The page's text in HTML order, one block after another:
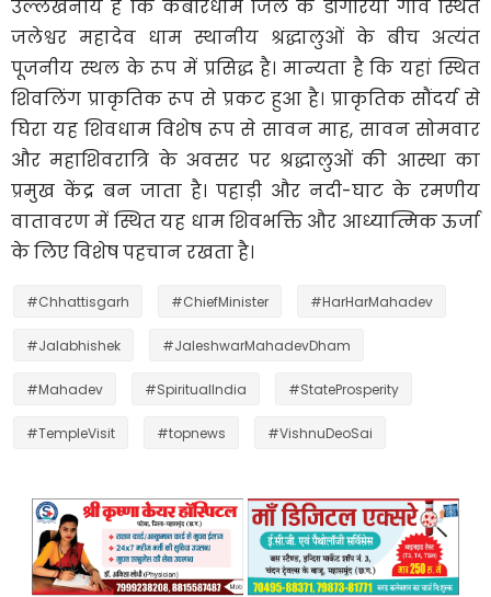
उल्लेखनीय है कि कबीरधाम जिले के डोंगरिया गांव स्थित
जलेश्वर महादेव धाम स्थानीय श्रद्धालुओं के बीच अत्यंत
पूजनीय स्थल के रूप में प्रसिद्ध है। मान्यता है कि यहां स्थित
शिवलिंग प्राकृतिक रूप से प्रकट हुआ है। प्राकृतिक सौंदर्य से
घिरा यह शिवधाम विशेष रूप से सावन माह, सावन सोमवार
और महाशिवरात्रि के अवसर पर श्रद्धालुओं की आस्था का
प्रमुख केंद्र बन जाता है। पहाड़ी और नदी-घाट के रमणीय
वातावरण में स्थित यह धाम शिवभक्ति और आध्यात्मिक ऊर्जा
के लिए विशेष पहचान रखता है।
#Chhattisgarh #ChiefMinister #HarHarMahadev
#Jalabhishek #JaleshwarMahadevDham
#Mahadev #SpiritualIndia #StateProsperity
#TempleVisit #topnews #VishnuDeoSai